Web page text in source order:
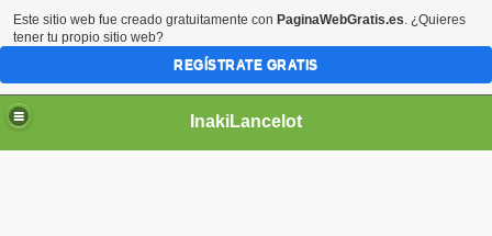
InakiLancelot
Este sitio web fue creado gratuitamente con PaginaWebGratis.es. ¿Quieres
tener tu propio sitio web?
REGÍSTRATE GRATIS